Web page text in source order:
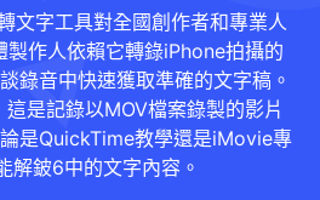
文字工具對全國創作者和專業人
製作人依賴它轉錄iPhone拍攝的
錄音中快速獲取準確的文字稿。
是記錄以MOV檔案錄製的影片
是QuickTime教學還是iMovie專
解鈹6中的文字內容。